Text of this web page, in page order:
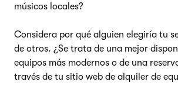
músicos locales?
Considera por qué alguien elegiría tu
de otros. ¿Se trata de una mejor
equipos más modernos o de una
través de tu sitio web de alquiler de